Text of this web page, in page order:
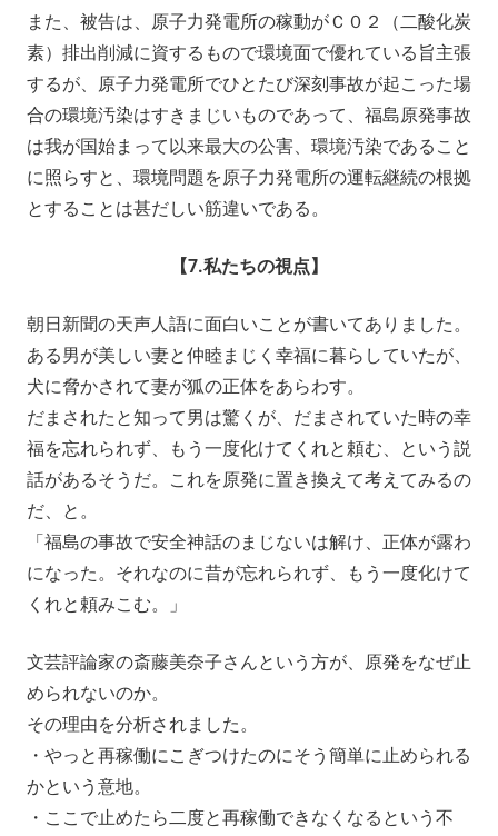
また、被告は、原子力発電所の稼動がＣ０２（二酸化炭
素）排出削減に資するもので環境面で優れている旨主張
するが、原子力発電所でひとたび深刻事故が起こった場
合の環境汚染はすきまじいものであって、福島原発事故
は我が国始まって以来最大の公害、環境汚染であること
に照らすと、環境問題を原子力発電所の運転継続の根拠
とすることは甚だしい筋違いである。
【7.私たちの視点】
朝日新聞の天声人語に面白いことが書いてありました。
ある男が美しい妻と仲睦まじく幸福に暮らしていたが、
犬に脅かされて妻が狐の正体をあらわす。
だまされたと知って男は驚くが、だまされていた時の幸
福を忘れられず、もう一度化けてくれと頼む、という説
話があるそうだ。これを原発に置き換えて考えてみるの
だ、と。
「福島の事故で安全神話のまじないは解け、正体が露わ
になった。それなのに昔が忘れられず、もう一度化けて
くれと頼みこむ。」
文芸評論家の斎藤美奈子さんという方が、原発をなぜ止
められないのか。
その理由を分析されました。
・やっと再稼働にこぎつけたのにそう簡単に止められる
かという意地。
・ここで止めたら二度と再稼働できなくなるという不